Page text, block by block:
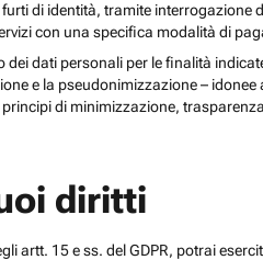
di identità, tramite
con una specifica modalità di
dei dati personali per le finalità
e la pseudonimizzazione –
di minimizzazione,
diritti
artt. 15 e ss. del GDPR, potrai